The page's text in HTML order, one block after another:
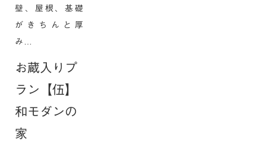
壁、屋根、基礎
がきちんと厚
み…
お蔵入りプ
ラン【伍】
和モダンの
家